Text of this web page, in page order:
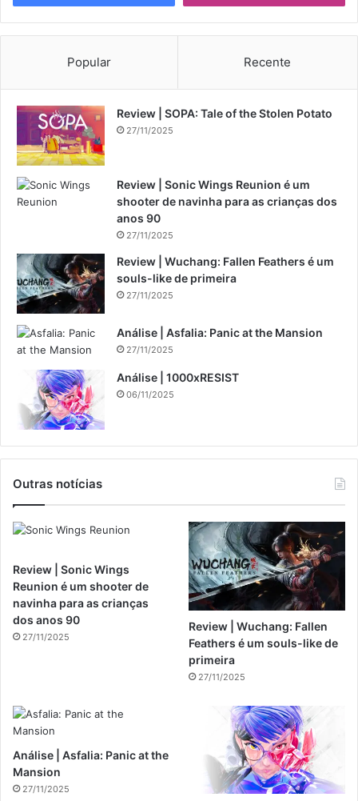
Popular Recente
Review | SOPA: Tale of the Stolen Potato
27/11/2025
Review | Sonic Wings Reunion é um
shooter de navinha para as crianças dos
anos 90
27/11/2025
Review | Wuchang: Fallen Feathers é um
souls-like de primeira
27/11/2025
Análise | Asfalia: Panic at the Mansion
27/11/2025
Análise | 1000xRESIST
06/11/2025
Outras notícias
Review | Sonic Wings
Reunion é um shooter de
navinha para as crianças
dos anos 90
27/11/2025
Review | Wuchang: Fallen
Feathers é um souls-like de
primeira
27/11/2025
Análise | Asfalia: Panic at the
Mansion
27/11/2025